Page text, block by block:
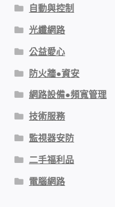
自動與控制
光纖網路
公益愛心
防火牆●資安
網路設備●頻寬管理
技術服務
監視器安防
二手福利品
電腦網路